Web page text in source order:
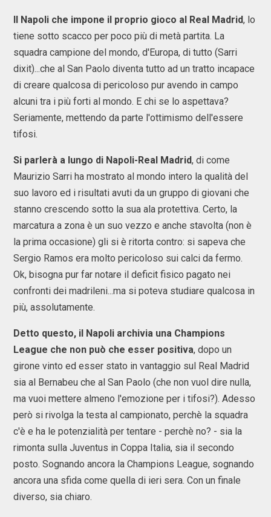
Il Napoli che impone il proprio gioco al Real Madrid, lo
tiene sotto scacco per poco più di metà partita. La
squadra campione del mondo, d'Europa, di tutto (Sarri
dixit)...che al San Paolo diventa tutto ad un tratto incapace
di creare qualcosa di pericoloso pur avendo in campo
alcuni tra i più forti al mondo. E chi se lo aspettava?
Seriamente, mettendo da parte l'ottimismo dell'essere
tifosi.
Si parlerà a lungo di Napoli-Real Madrid, di come
Maurizio Sarri ha mostrato al mondo intero la qualità del
suo lavoro ed i risultati avuti da un gruppo di giovani che
stanno crescendo sotto la sua ala protettiva. Certo, la
marcatura a zona è un suo vezzo e anche stavolta (non è
la prima occasione) gli si è ritorta contro: si sapeva che
Sergio Ramos era molto pericoloso sui calci da fermo.
Ok, bisogna pur far notare il deficit fisico pagato nei
confronti dei madrileni...ma si poteva studiare qualcosa in
più, assolutamente.
Detto questo, il Napoli archivia una Champions
League che non può che esser positiva, dopo un
girone vinto ed esser stato in vantaggio sul Real Madrid
sia al Bernabeu che al San Paolo (che non vuol dire nulla,
ma vuoi mettere almeno l'emozione per i tifosi?). Adesso
però si rivolga la testa al campionato, perchè la squadra
c'è e ha le potenzialità per tentare - perchè no? - sia la
rimonta sulla Juventus in Coppa Italia, sia il secondo
posto. Sognando ancora la Champions League, sognando
ancora una sfida come quella di ieri sera. Con un finale
diverso, sia chiaro.